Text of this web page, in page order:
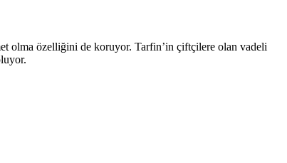
olma özelliğini de koruyor. Tarfin’in çiftçilere olan vadeli